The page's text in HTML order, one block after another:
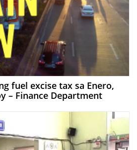
fuel excise tax sa Enero,
– Finance Department